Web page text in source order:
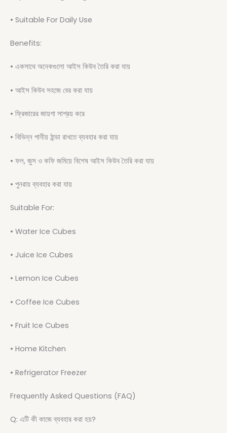
• Suitable For Daily Use
Benefits:
• একসাথে অনেকগুলো আইস কিউব তৈরি করা যায়
• আইস কিউব সহজে বের করা যায়
• ফ্রিজারের জায়গা সাশ্রয় করে
• বিভিন্ন পানীয় ঠান্ডা রাখতে ব্যবহার করা যায়
• ফল, জুস ও কফি জমিয়ে বিশেষ আইস কিউব তৈরি করা যায়
• পুনরায় ব্যবহার করা যায়
Suitable For:
• Water Ice Cubes
• Juice Ice Cubes
• Lemon Ice Cubes
• Coffee Ice Cubes
• Fruit Ice Cubes
• Home Kitchen
• Refrigerator Freezer
Frequently Asked Questions (FAQ)
Q: এটি কী কাজে ব্যবহার করা হয়?